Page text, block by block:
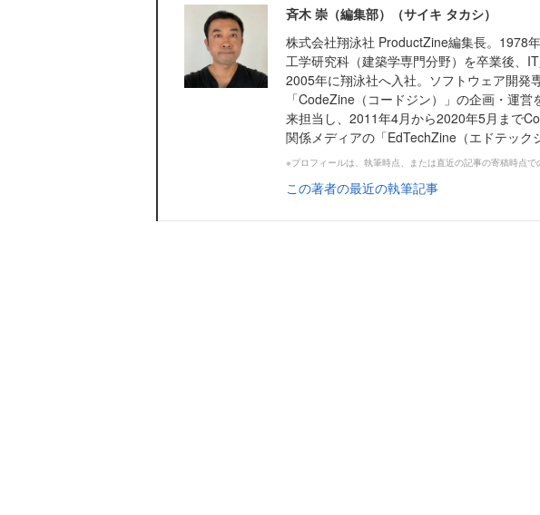
斉木 崇（編集部）（サイキ タカシ）
株式会社翔泳社 ProductZine編集長。1978
工学研究科（建築学専門分野）を卒業後、IT
2005年に翔泳社へ入社。ソフトウェア開発
「CodeZine（コードジン）」の企画・運
来担当し、2011年4月から2020年5月まで
関係メディアの「EdTechZine（エドテック
※プロフィールは、執筆時点、または直近の記事の寄稿時点で
この著者の最近の執筆記事